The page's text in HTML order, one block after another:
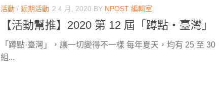
活動 / 近期活動 2 4 月, 2020 BY NPOST 編輯室
【活動幫推】2020 第 12 屆「蹲點‧臺灣」
「蹲點·臺灣」，讓一切變得不一樣 每年夏天，均有 25 至 30
組...